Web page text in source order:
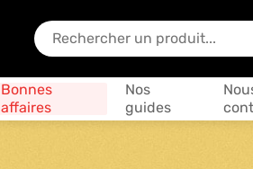
En quoi puis-je vous aider ?
Bonnes
affaires
Nos
guides